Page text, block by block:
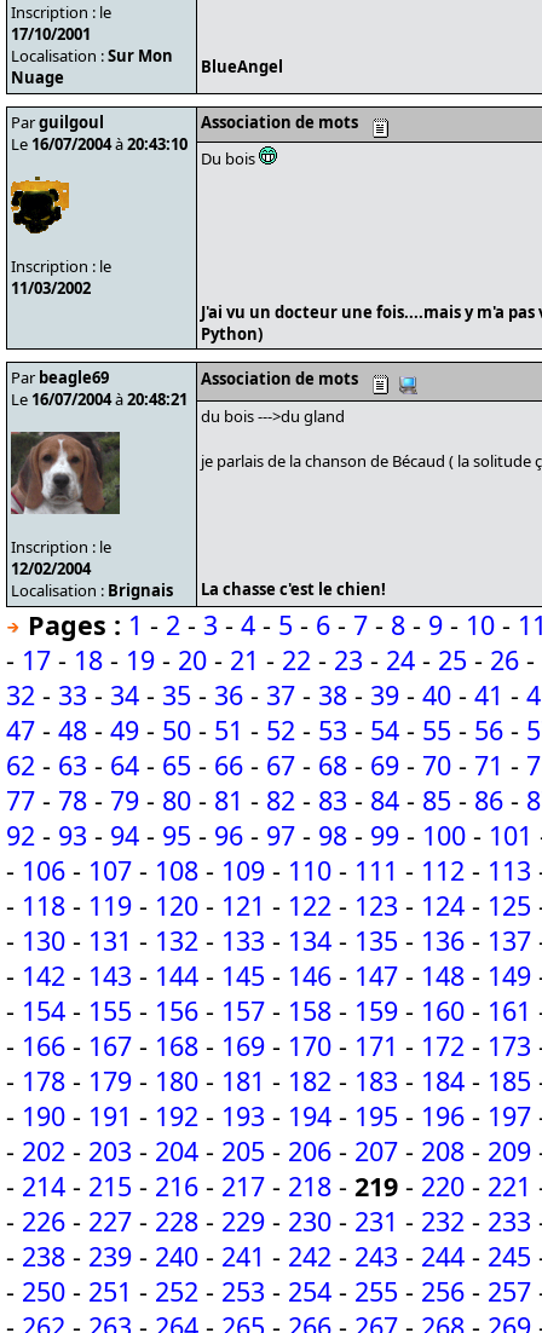
Inscription : le
17/10/2001
Localisation :Sur Mon
Nuage
BlueAngel
Parguilgoul
Le 16/07/2004à20:43:10
Inscription : le
11/03/2002
Association de mots
Du bois
J'ai vu un docteur une fois....mais y m'a
Python)
Par beagle69
Le 16/07/2004à20:48:21
Inscription : le
12/02/2004
Localisation : Brignais
Association de mots
du bois --->du gland
je parlais de la chanson de Bécaud ( la solitude
La chasse c'est le chien!
Pages : 1 - 2 - 3 - 4 - 5 - 6 - 7 - 8 - 9 - 10 -
- 17 - 18 - 19 - 20 - 21 - 22 - 23 - 24 - 25 - 26 -
32 - 33 - 34 - 35 - 36 - 37 - 38 - 39 - 40 - 41 -
47 - 48 - 49 - 50 - 51 - 52 - 53 - 54 - 55 - 56 -
62 - 63 - 64 - 65 - 66 - 67 - 68 - 69 - 70 - 71 -
77 - 78 - 79 - 80 - 81 - 82 - 83 - 84 - 85 - 86 -
92 - 93 - 94 - 95 - 96 - 97 - 98 - 99 - 100 - 101
- 106 - 107 - 108 - 109 - 110 - 111 - 112 - 113
- 118 - 119 - 120 - 121 - 122 - 123 - 124 - 125
- 130 - 131 - 132 - 133 - 134 - 135 - 136 - 137
- 142 - 143 - 144 - 145 - 146 - 147 - 148 - 149
- 154 - 155 - 156 - 157 - 158 - 159 - 160 - 161
- 166 - 167 - 168 - 169 - 170 - 171 - 172 - 173
- 178 - 179 - 180 - 181 - 182 - 183 - 184 - 185
- 190 - 191 - 192 - 193 - 194 - 195 - 196 - 197
- 202 - 203 - 204 - 205 - 206 - 207 - 208 - 209
- 214 - 215 - 216 - 217 - 218 - 219 - 220 - 221
- 226 - 227 - 228 - 229 - 230 - 231 - 232 - 233
- 238 - 239 - 240 - 241 - 242 - 243 - 244 - 245
- 250 - 251 - 252 - 253 - 254 - 255 - 256 - 257